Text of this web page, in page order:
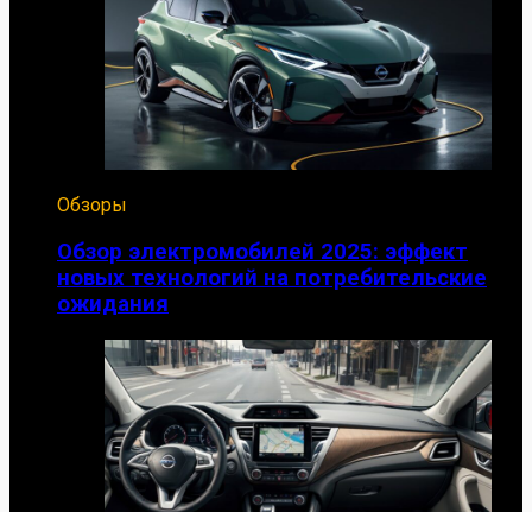
Обзоры
Обзор электромобилей 2025: эффект
новых технологий на потребительские
ожидания